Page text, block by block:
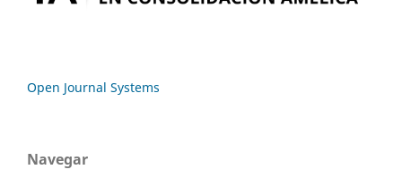
Open Journal Systems
Navegar